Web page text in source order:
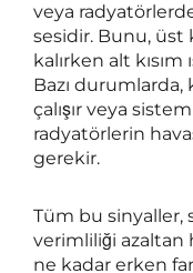
veya
sesidir. Bunu, üst
kalırken alt kısım
Bazı durumlarda,
çalışır veya
radyatörlerin
gerekir.
Tüm bu sinyaller,
verimliliği azaltan
ne kadar erken